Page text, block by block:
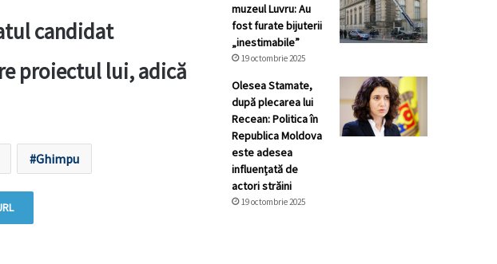
candidat
proiectul lui, adică
Ghimpu
muzeul Luvru: Au
fost furate bijuterii
„inestimabile”
19 octombrie 2025
Olesea Stamate,
după plecarea lui
Recean: Politica în
Republica Moldova
este adesea
influențată de
actori străini
19 octombrie 2025